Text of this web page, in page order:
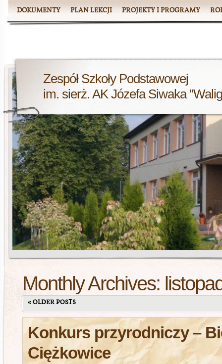
DOKUMENTY PLAN LEKCJI PROJEKTY I PROGRAMY
Zespół Szkoły Podstawowej
im. sierż. AK Józefa Siwaka
Monthly Archives:
«OLDER POSTS
Konkurs przyrodniczy –
Ciężkowice